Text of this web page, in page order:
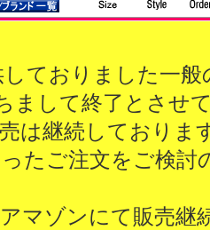
ておりました一
まして終了とさせ
は継続しておりま
たご注文をご検討
マゾンにて販売継